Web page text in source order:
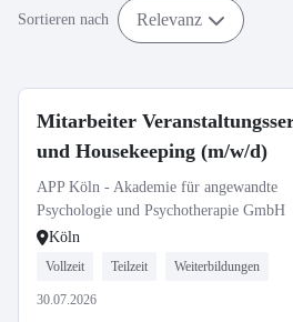
Sortieren nach Relevanz
Mitarbeiter
und Housekeeping (m/w/d)
APP Köln - Akademie für angewandte
Psychologie und Psychotherapie GmbH
Köln
Vollzeit Teilzeit Weiterbildungen
30.07.2026